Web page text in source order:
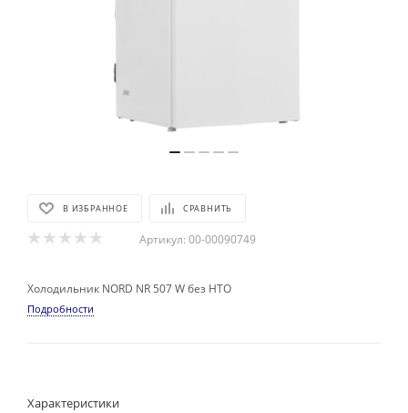
В ИЗБРАННОЕ СРАВНИТЬ
Артикул: 00-00090749
Холодильник NORD NR 507 W без НТО
Подробности
Характеристики